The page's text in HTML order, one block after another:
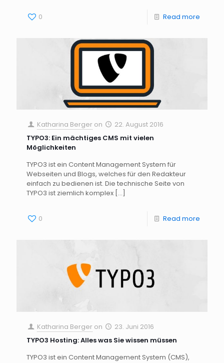
0 Read more
Katharina Berger on
22. August 2016
TYPO3: Ein mächtiges CMS mit vielen
Möglichkeiten
TYPO3 ist ein Content Management System für
Webseiten und Blogs, welches für den Redakteur
einfach zu bedienen ist. Die technische Seite von
TYPO3 ist ziemlich komplex […]
0 Read more
Katharina Berger on
23. Juni 2016
TYPO3 Hosting: Alles was Sie wissen müssen
TYPO3 ist ein Content Management System (CMS),